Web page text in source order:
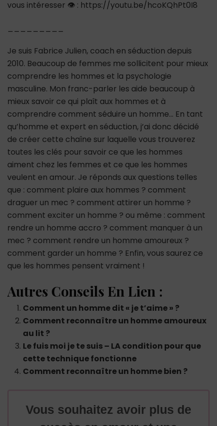
vous intéresser 👁 : https://youtu.be/hcoKQhPt0I8
Je suis Fabrice Julien, coach en séduction depuis
2010. Beaucoup de femmes me sollicitent pour mieux
comprendre les hommes et la psychologie
masculine. Mon franc-parler les aide beaucoup à
mieux savoir ce qui plaît aux hommes et à
comprendre comment séduire un homme… En tant
qu’homme et expert en séduction, j’ai donc décidé
de créer cette chaîne sur laquelle vous trouverez
toutes les clés pour savoir ce que les hommes
aiment chez les femmes et ce que les hommes
veulent en amour. Je réponds aux questions telles
que : comment plaire aux hommes ? comment
draguer un mec ? comment attirer un homme ?
comment exciter un homme ? ou même : comment
rendre un homme accro ? comment manquer à un
mec ? comment rendre un homme amoureux ?
comment garder un homme ? Enfin, vous saurez ce
que les hommes pensent vraiment !
Autres Conseils En Lien :
Comment un homme dit « je t’aime » ?
Comment reconnaître un homme amoureux
au lit ?
Le fuis moi je te suis – LA condition pour que
cette technique fonctionne
Comment reconnaître un homme bien ?
Vous souhaitez avoir plus de